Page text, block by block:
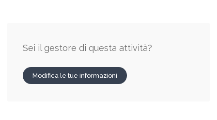
Sei il gestore di questa attività?
Modifica le tue informazioni